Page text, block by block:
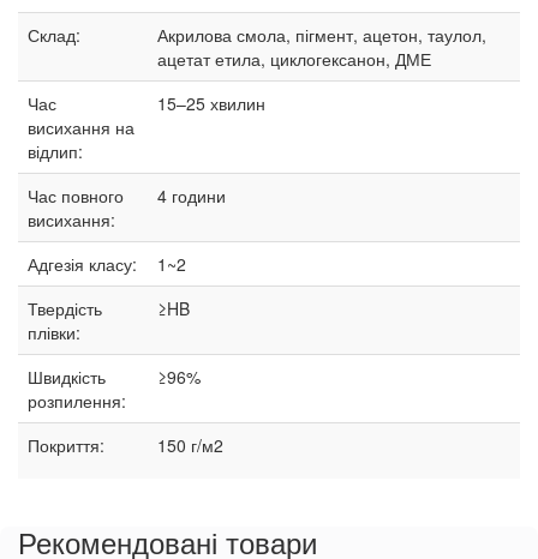
Склад:
Акрилова смола, пігмент, ацетон, таулол,
ацетат етила, циклогексанон, ДМЕ
Час
висихання на
відлип:
15–25 хвилин
Час повного
висихання:
4 години
Адгезія класу:
1~2
Твердість
плівки:
≥HB
Швидкість
розпилення:
≥96%
Покриття: 150 г/м2
Рекомендовані товари